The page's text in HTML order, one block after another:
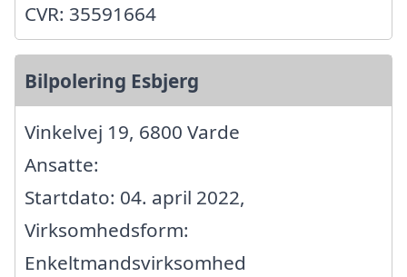
CVR: 35591664
Bilpolering Esbjerg
Vinkelvej 19, 6800 Varde
Ansatte:
Startdato: 04. april 2022,
Virksomhedsform:
Enkeltmandsvirksomhed